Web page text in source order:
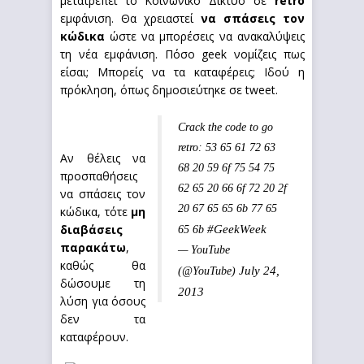
εμφάνιση. Θα χρειαστεί να σπάσεις τον
κώδικα ώστε να μπορέσεις να ανακαλύψεις
τη νέα εμφάνιση. Πόσο geek νομίζεις πως
είσαι; Μπορείς να τα καταφέρεις; Ιδού η
πρόκληση, όπως δημοσιεύτηκε σε tweet.
Crack the code to go
retro: 53 65 61 72 63
68 20 59 6f 75 54 75
62 65 20 66 6f 72 20 2f
20 67 65 65 6b 77 65
65 6b#GeekWeek
— YouTube
(@YouTube)July 24,
2013
Αν θέλεις να
προσπαθήσεις
να σπάσεις τον
κώδικα, τότε μη
διαβάσεις
παρακάτω,
καθώς θα
δώσουμε τη
λύση για όσους
δεν τα
καταφέρουν.